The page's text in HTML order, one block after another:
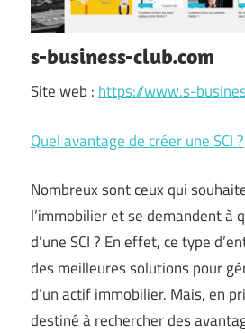
s-business-club.com
Site web : https://www.s-
Quel avantage de créer une SCI ?
Nombreux sont ceux qui
l’immobilier et se demandent à
d’une SCI ? En effet, ce type
des meilleures solutions pour
d’un actif immobilier. Mais, en
destiné à rechercher des